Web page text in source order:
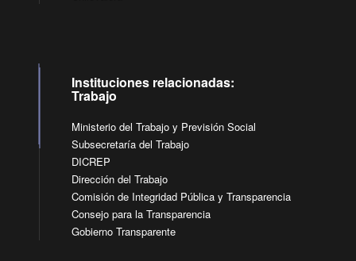
Instituciones relacionadas:
Trabajo
Ministerio del Trabajo y Previsión Social
Subsecretaría del Trabajo
DICREP
Dirección del Trabajo
Comisión de Integridad Pública y Transparencia
Consejo para la Transparencia
Gobierno Transparente